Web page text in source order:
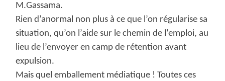
M.Gassama.
Rien d’anormal non plus à ce que l’on régularise sa
situation, qu’on l’aide sur le chemin de l’emploi, au
lieu de l’envoyer en camp de rétention avant
expulsion.
Mais quel emballement médiatique ! Toutes ces